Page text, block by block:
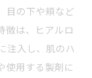
目の下や頬など
徴は、ヒアルロ
注入し、肌のハ
使用する製剤に